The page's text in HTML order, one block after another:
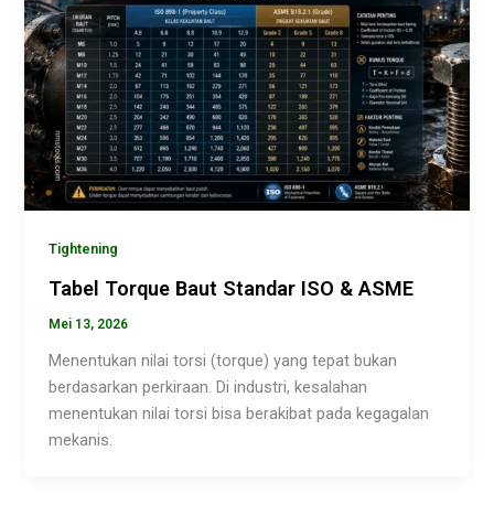
Tightening
Tabel Torque Baut Standar ISO & ASME
Mei 13, 2026
Menentukan nilai torsi (torque) yang tepat bukan
berdasarkan perkiraan. Di industri, kesalahan
menentukan nilai torsi bisa berakibat pada kegagalan
mekanis.